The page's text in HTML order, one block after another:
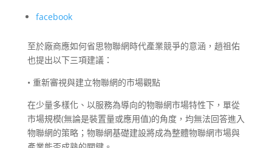
facebook
至於廠商應如何省思物聯網時代產業競爭的意涵，趙祖佑
也提出以下三項建議：
• 重新審視與建立物聯網的市場觀點
在少量多樣化、以服務為導向的物聯網市場特性下，單從
市場規模(無論是裝置量或應用值)的角度，均無法回答進入
物聯網的策略；物聯網基礎建設將成為整體物聯網市場與